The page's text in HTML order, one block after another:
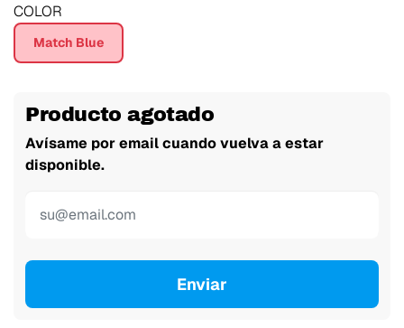
COLOR
Match Blue
Producto agotado
Avísame por email cuando vuelva a estar
disponible.
Enviar